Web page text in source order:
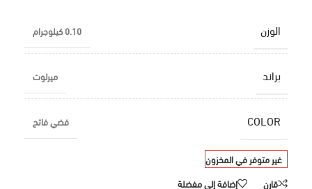
الوزن 0.10 كيلوجرام
براند ميرلوت
COLOR فضي فاتح
غير متوفر في المخزون
قارن
إضافة إلى مفضلة